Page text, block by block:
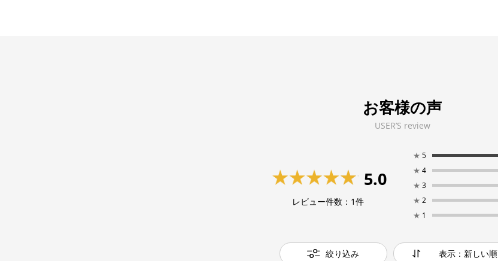
お客様の声
USER’S review
5.0
レビュー件数： 1件
★ 5
★ 4
★ 3
★ 2
★ 1
絞り込み 表示：新しい順